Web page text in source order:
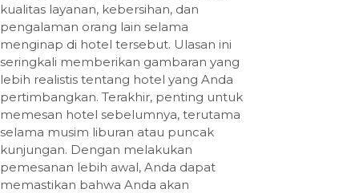
kualitas layanan, kebersihan, dan
pengalaman orang lain selama
menginap di hotel tersebut. Ulasan ini
seringkali memberikan gambaran yang
lebih realistis tentang hotel yang Anda
pertimbangkan. Terakhir, penting untuk
memesan hotel sebelumnya, terutama
selama musim liburan atau puncak
kunjungan. Dengan melakukan
pemesanan lebih awal, Anda dapat
memastikan bahwa Anda akan